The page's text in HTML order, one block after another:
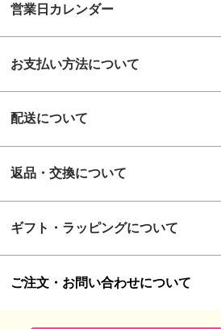
営業日カレンダー
お支払い方法について
配送について
返品・交換について
ギフト・ラッピングについて
ご注文・お問い合わせについて